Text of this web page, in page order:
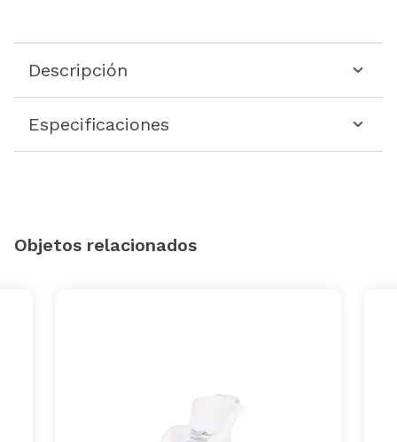
Descripción
Especificaciones
Objetos relacionados